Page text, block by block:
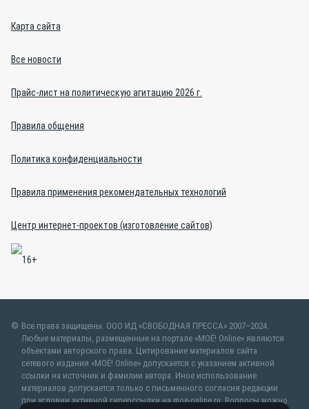
Карта сайта
Все новости
Прайс-лист на политическую агитацию 2026 г.
Правила общения
Политика конфиденциальности
Правила применения рекомендательных технологий
Центр интернет-проектов (изготовление сайтов)
Все права защищены. ООО ИД «СВОБОДНАЯ ПРЕССА» 2007–2024.
Любые материалы, размещенные на портале «МОЁ! Online» являются
объектами авторского права. Цитирование материалов сайта
сетевого издания «МОЁ! Online» допускается с указанием активной
ссылки на источник и фамилии автора. Иное использование
материалов допускается только с письменного согласия редакции
при условии активной гиперссылки на moe-online.ru. Вопросы можно